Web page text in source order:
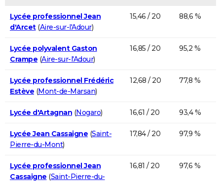
Lycée professionnel Jean
d'Arcet(Aire-sur-l'Adour)
15,46 / 20 88,6 %
Lycée polyvalent Gaston
Crampe (Aire-sur-l'Adour)
16,85 / 20 95,2 %
Lycée professionnel Frédéric
Estève (Mont-de-Marsan)
12,68 / 20 77,8 %
Lycée d'Artagnan (Nogaro) 16,61 / 20 93,4 %
Lycée Jean Cassaigne (Saint-
Pierre-du-Mont)
17,84 / 20 97,9 %
Lycée professionnel Jean
Cassaigne (Saint-Pierre-du-
16,81 / 20 97,6 %